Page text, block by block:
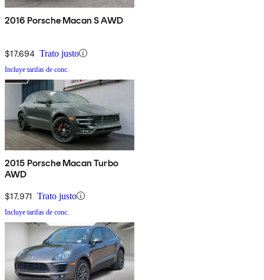
2016 Porsche Macan S AWD
$17,694 Trato justo
Incluye tarifas de conc.
2015 Porsche Macan Turbo
AWD
$17,971 Trato justo
Incluye tarifas de conc.